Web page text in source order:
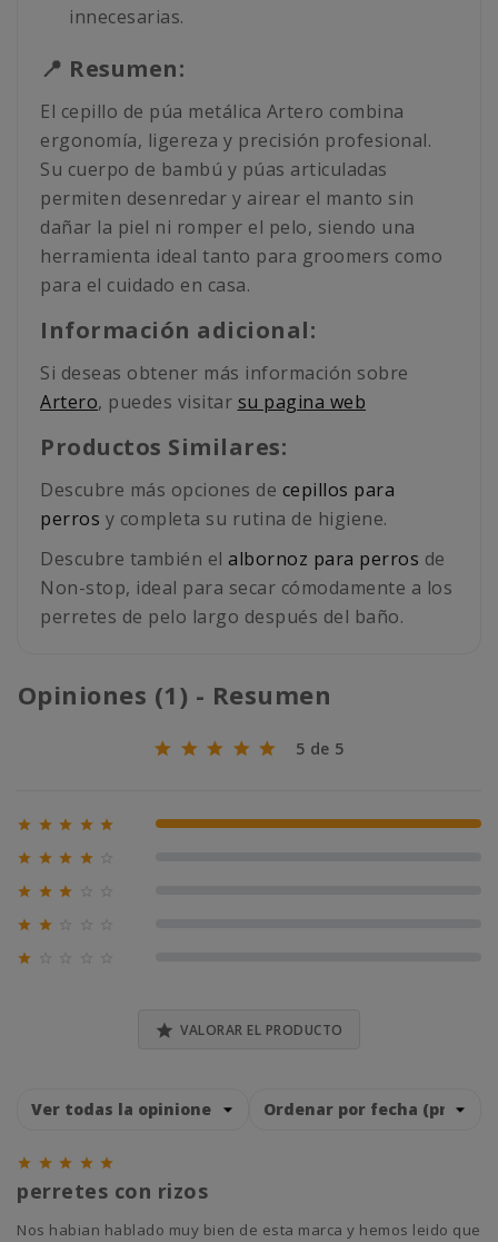
innecesarias.
📍 Resumen:
El cepillo de púa metálica Artero combina
ergonomía, ligereza y precisión profesional.
Su cuerpo de bambú y púas articuladas
permiten desenredar y airear el manto sin
dañar la piel ni romper el pelo, siendo una
herramienta ideal tanto para groomers como
para el cuidado en casa.
Información adicional:
Si deseas obtener más información sobre
Artero, puedes visitar su pagina web
Productos Similares:
Descubre más opciones de cepillos para
perros y completa su rutina de higiene.
Descubre también el albornoz para perros de
Non-stop, ideal para secar cómodamente a los
perretes de pelo largo después del baño.
Opiniones (1) - Resumen
5 de 5
     100% (1)
   
  
 

 VALORAR EL PRODUCTO
    
perretes con rizos
nos habian hablado muy bien de esta marca y hemos leido que